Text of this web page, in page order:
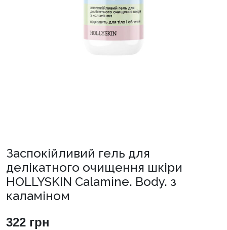
Заспокійливий гель для
делікатного очищення шкіри
HOLLYSKIN Calamine. Body. з
каламіном
322 грн